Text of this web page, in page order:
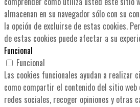
almacenan en su navegador sólo con su
la opción de excluirse de estas cookies.
de estas cookies puede afectar a su
Funcional
Funcional
Las cookies funcionales ayudan a realizar
como compartir el contenido del sitio
redes sociales, recoger opiniones y otras